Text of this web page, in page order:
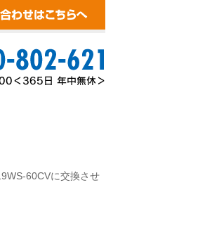
60CVに交換させ